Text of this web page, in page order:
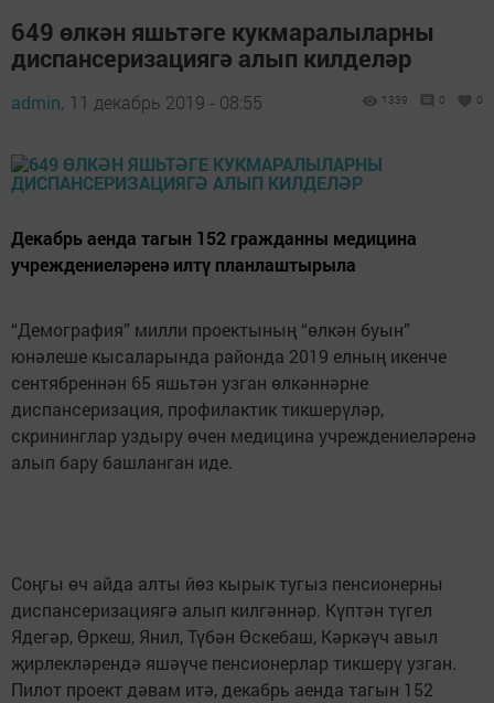
649 өлкән яшьтәге кукмаралыларны
диспансеризациягә алып килделәр
admin, 11 декабрь 2019 - 08:55 1339 0 0
Декабрь аенда тагын 152 гражданны медицина
учреждениеләренә илтү планлаштырыла
“Демография” милли проектының “өлкән буын”
юнәлеше кысаларында районда 2019 елның икенче
сентябреннән 65 яшьтән узган өлкәннәрне
диспансеризация, профилактик тикшерүләр,
скрининглар уздыру өчен медицина учреждениеләренә
алып бару башланган иде.
Соңгы өч айда алты йөз кырык тугыз пенсионерны
диспансеризациягә алып килгәннәр. Күптән түгел
Ядегәр, Өркеш, Янил, Түбән Өскебаш, Кәркәүч авыл
җирлекләрендә яшәүче пенсионерлар тикшерү узган.
Пилот проект дәвам итә, декабрь аенда тагын 152